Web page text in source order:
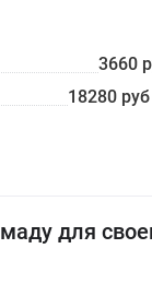
3660
18280
для